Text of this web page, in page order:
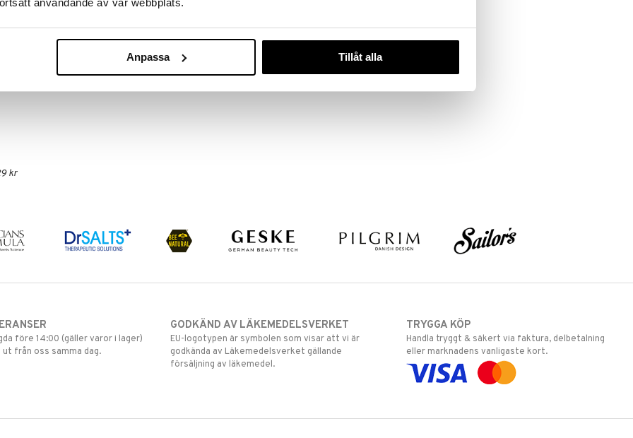
användande av vår webbplats.
Anpassa Tillåt alla
till att återfukta under 12 timmar. Ger näring och
och har även en kylande effekt som efter-
kr
före 14:00 (gäller varor i lager)
från oss samma dag.
GODKÄND AV LÄKEMEDELSVERKET
EU-logotypen är symbolen som visar att vi är
godkända av Läkemedelsverket gällande
försäljning av läkemedel.
TRYGGA KÖP
Handla tryggt & säkert via faktura, delbetalning
eller marknadens vanligaste kort.